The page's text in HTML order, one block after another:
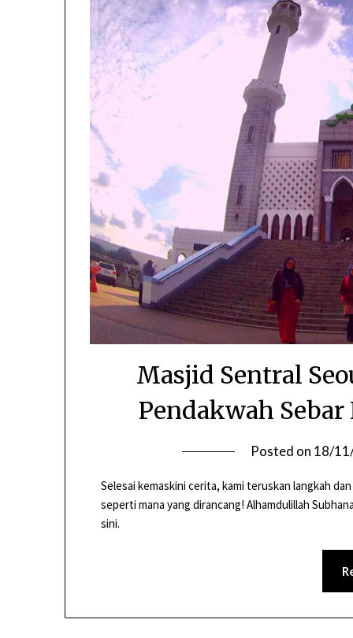
Masjid Sentral
Pendakwah
Posted on 18/
Selesai kemaskini cerita, kami teruskan langkah
seperti mana yang dirancang! Alhamdulillah
sini.